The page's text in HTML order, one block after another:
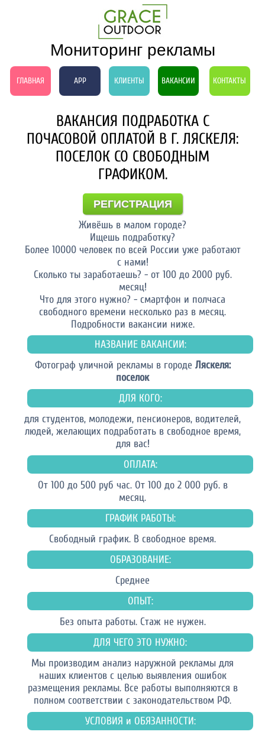
Мониторинг рекламы
ГЛАВНАЯ APP КЛИЕНТЫ ВАКАНСИИ КОНТАКТЫ
ВАКАНСИЯ ПОДРАБОТКА С
ПОЧАСОВОЙ ОПЛАТОЙ В Г. ЛЯСКЕЛЯ:
ПОСЕЛОК СО СВОБОДНЫМ
ГРАФИКОМ.
РЕГИСТРАЦИЯ
Живёшь в малом городе?
Ищешь подработку?
Более 10000 человек по всей России уже работают
с нами!
Сколько ты заработаешь? - от 100 до 2000 руб.
месяц!
Что для этого нужно? - смартфон и полчаса
свободного времени несколько раз в месяц.
Подробности вакансии ниже.
НАЗВАНИЕ ВАКАНСИИ:
Фотограф уличной рекламы в городе Ляскеля:
поселок
ДЛЯ КОГО:
для студентов, молодежи, пенсионеров, водителей,
людей, желающих подработать в свободное время,
для вас!
ОПЛАТА:
От 100 до 500 руб час. От 100 до 2 000 руб. в
месяц.
ГРАФИК РАБОТЫ:
Свободный график. В свободное время.
ОБРАЗОВАНИЕ:
Среднее
ОПЫТ:
Без опыта работы. Стаж не нужен.
ДЛЯ ЧЕГО ЭТО НУЖНО:
Мы производим анализ наружной рекламы для
наших клиентов с целью выявления ошибок
размещения рекламы. Все работы выполняются в
полном соответствии с законодательством РФ.
УСЛОВИЯ и ОБЯЗАННОСТИ: